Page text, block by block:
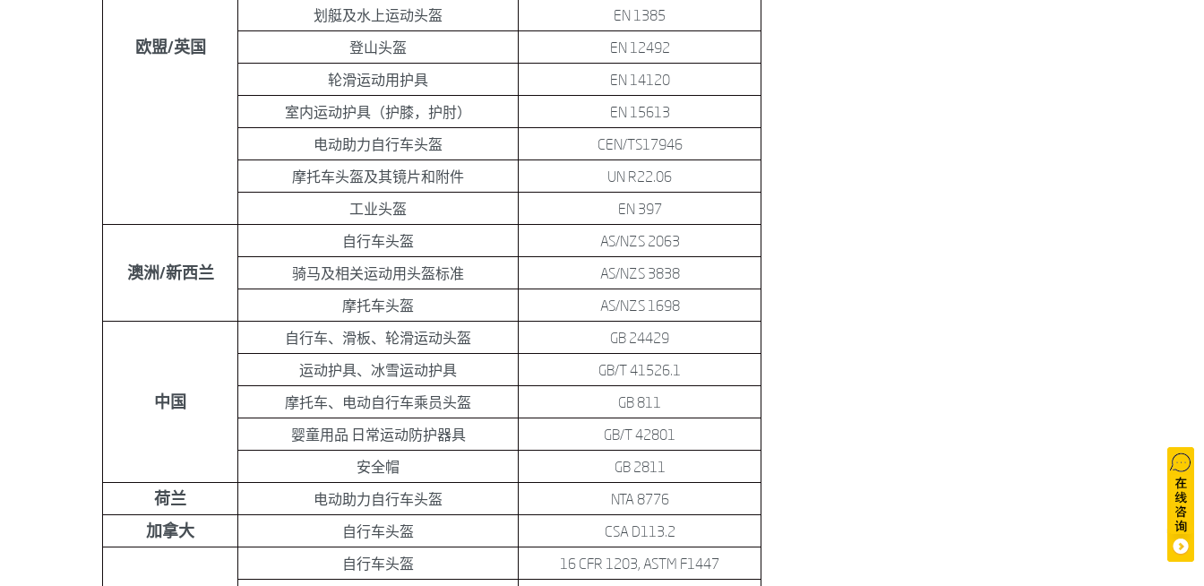
欧盟/英国
划艇及水上运动头盔
EN 1385
登山头盔
EN 12492
轮滑运动用护具
EN 14120
室内运动护具（护膝，护肘）
EN 15613
电动助力自行车头盔
CEN/TS17946
摩托车头盔及其镜片和附件
UN R22.06
工业头盔
EN 397
澳洲/新西兰
自行车头盔
AS/NZS 2063
骑马及相关运动用头盔标准
AS/NZS 3838
摩托车头盔
AS/NZS 1698
中国
自行车、滑板、轮滑运动头盔
GB 24429
运动护具、冰雪运动护具
GB/T 41526.1
摩托车、电动自行车乘员头盔
GB 811
婴童用品 日常运动防护器具
GB/T 42801
安全帽
GB 2811
荷兰 电动助力自行车头盔 NTA 8776
加拿大 自行车头盔 CSA D113.2
自行车头盔
16 CFR 1203, ASTM F1447